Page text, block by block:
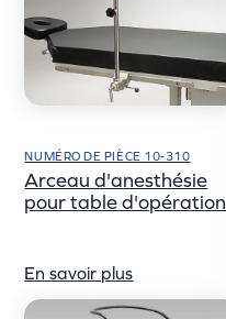
NUMÉRO DE PIÈCE 10-310
Arceau d'anesthésie
pour table d'opération
En savoir plus